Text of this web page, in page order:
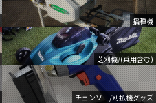
播種機
芝刈機/(乗用含む)
チェンソー/刈払機グッズ